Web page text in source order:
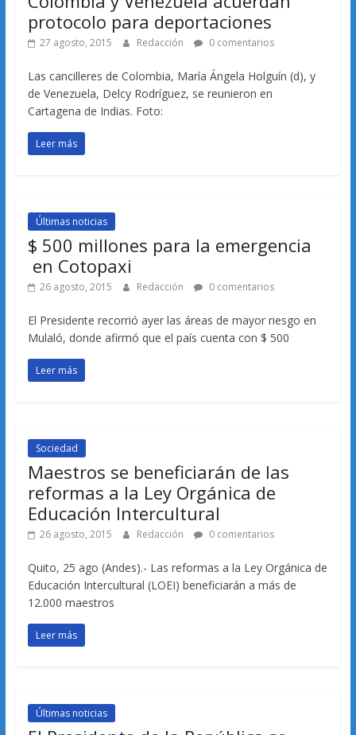
protocolo para deportaciones
27 agosto, 2015 Redacción 0 comentarios
Las cancilleres de Colombia, María Ángela Holguín (d), y
de Venezuela, Delcy Rodríguez, se reunieron en
Cartagena de Indias. Foto:
Leer más
Últimas noticias
$ 500 millones para la emergencia
en Cotopaxi
26 agosto, 2015 Redacción 0 comentarios
El Presidente recorrió ayer las áreas de mayor riesgo en
Mulaló, donde afirmó que el país cuenta con $ 500
Leer más
Sociedad
Maestros se beneficiarán de las
reformas a la Ley Orgánica de
Educación Intercultural
26 agosto, 2015 Redacción 0 comentarios
Quito, 25 ago (Andes).- Las reformas a la Ley Orgánica de
Educación Intercultural (LOEI) beneficiarán a más de
12.000 maestros
Leer más
Últimas noticias